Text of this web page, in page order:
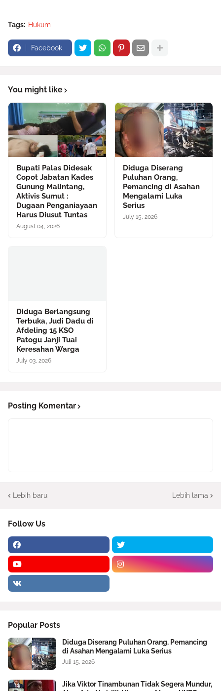
Tags: Hukum
Facebook
You might like
Bupati Palas Didesak
Copot Jabatan Kades
Gunung Malintang,
Aktivis Sumut :
Dugaan Penganiayaan
Harus Diusut Tuntas
August 04, 2026
Diduga Diserang
Puluhan Orang,
Pemancing di Asahan
Mengalami Luka
Serius
July 15, 2026
Diduga Berlangsung
Terbuka, Judi Dadu di
Afdeling 15 KSO
Patogu Janji Tuai
Keresahan Warga
July 03, 2026
Posting Komentar
Lebih baru Lebih lama
Follow Us
Popular Posts
Diduga Diserang Puluhan Orang, Pemancing
di Asahan Mengalami Luka Serius
Juli 15, 2026
Jika Viktor Tinambunan Tidak Segera Mundur,